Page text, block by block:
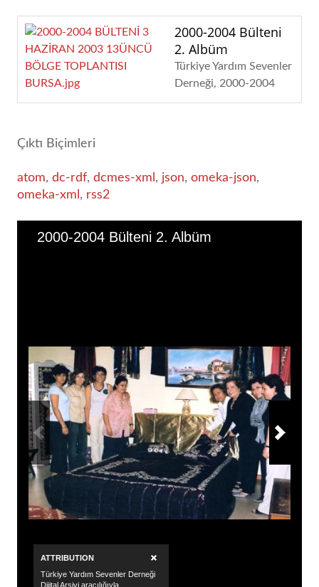
2000-2004 Bülteni
2. Albüm
Türkiye Yardım Sevenler
Derneği
2000-2004
Çıktı Biçimleri
atom, dc-rdf, dcmes-xml , json, omeka-json,
omeka-xml , rss2